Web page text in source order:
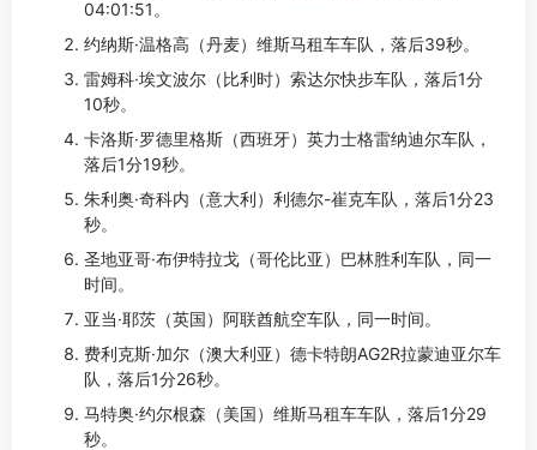
04:01:51。
约纳斯·温格高（丹麦）维斯马租车车队，落后39秒。
雷姆科·埃文波尔（比利时）索达尔快步车队，落后1分
10秒。
卡洛斯·罗德里格斯（西班牙）英力士格雷纳迪尔车队，
落后1分19秒。
朱利奥·奇科内（意大利）利德尔-崔克车队，落后1分23
秒。
圣地亚哥·布伊特拉戈（哥伦比亚）巴林胜利车队，同一
时间。
亚当·耶茨（英国）阿联酋航空车队，同一时间。
费利克斯·加尔（澳大利亚）德卡特朗AG2R拉蒙迪亚尔车
队，落后1分26秒。
马特奥·约尔根森（美国）维斯马租车车队，落后1分29
秒。